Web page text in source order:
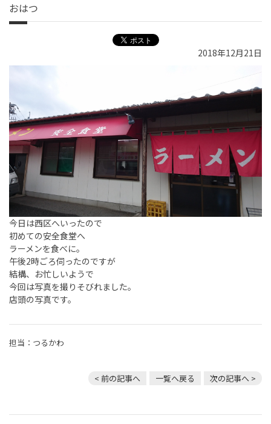
おはつ
2018年12月21日
今日は西区へいったので
初めての安全食堂へ
ラーメンを食べに。
午後2時ごろ伺ったのですが
結構、お忙しいようで
今回は写真を撮りそびれました。
店頭の写真です。
担当：つるかわ
< 前の記事へ 一覧へ戻る 次の記事へ >